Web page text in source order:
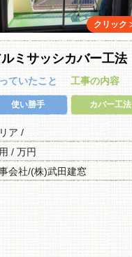
ミサッシカバー工法
ていたこと
使い勝手
工事の内容
カバー工法
ア /
/ 万円
会社/(株)武田建窓